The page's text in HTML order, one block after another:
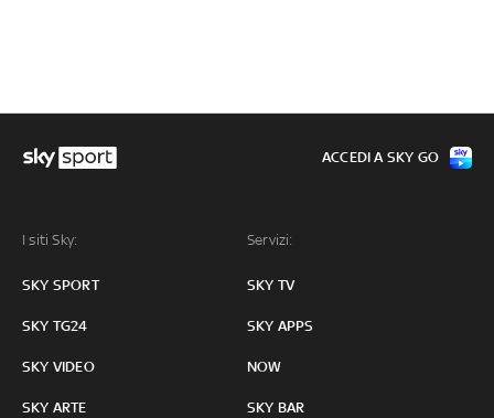
I siti Sky:
SKY SPORT
SKY TG24
SKY VIDEO
SKY ARTE
Servizi:
SKY TV
SKY APPS
NOW
SKY BAR
ACCEDI A SKY GO